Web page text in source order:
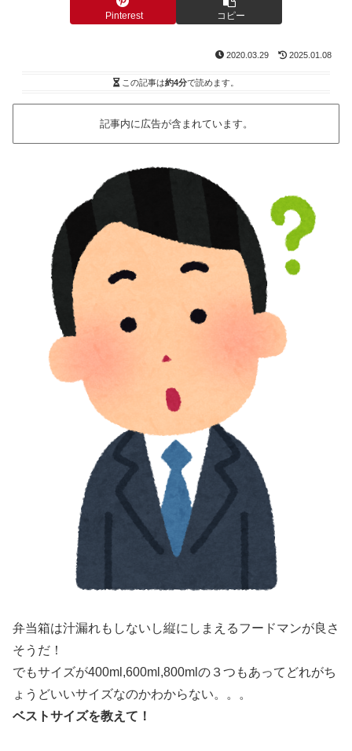
Pinterest コピー
2020.03.29 2025.01.08
この記事は約4分で読めます。
記事内に広告が含まれています。
弁当箱は汁漏れもしないし縦にしまえるフードマンが良さ
そうだ！
でもサイズが400ml,600ml,800mlの３つもあってどれがち
ょうどいいサイズなのかわからない。。。
ベストサイズを教えて！